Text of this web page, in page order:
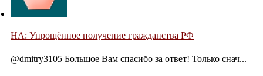
НА: Упрощённое получение гражданства РФ
@dmitry3105 Большое Вам спасибо за ответ! Только снач...